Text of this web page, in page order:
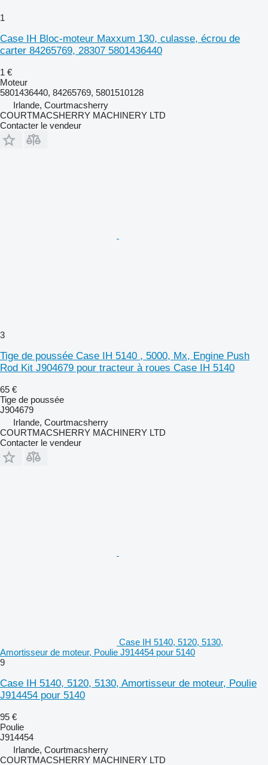
1
Case IH Bloc-moteur Maxxum 130, culasse, écrou de
carter 84265769, 28307 5801436440
1 €
Moteur
5801436440, 84265769, 5801510128
Irlande, Courtmacsherry
COURTMACSHERRY MACHINERY LTD
Contacter le vendeur
3
Tige de poussée Case IH 5140 , 5000, Mx, Engine Push
Rod Kit J904679 pour tracteur à roues Case IH 5140
65 €
Tige de poussée
J904679
Irlande, Courtmacsherry
COURTMACSHERRY MACHINERY LTD
Contacter le vendeur
Case IH 5140, 5120, 5130,
Amortisseur de moteur, Poulie J914454 pour 5140
9
Case IH 5140, 5120, 5130, Amortisseur de moteur, Poulie
J914454 pour 5140
95 €
Poulie
J914454
Irlande, Courtmacsherry
COURTMACSHERRY MACHINERY LTD